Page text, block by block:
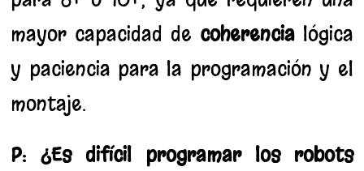
mayor capacidad de coherencialógica
y paciencia para la programación y el
montaje.
P: ¿Es difícil programar los robots